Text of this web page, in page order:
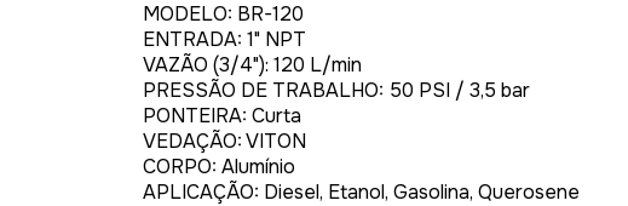
MODELO: BR-120
ENTRADA: 1" NPT
VAZÃO (3/4"): 120 L/min
PRESSÃO DE TRABALHO: 50 PSI / 3,5 bar
PONTEIRA: Curta
VEDAÇÃO: VITON
CORPO: Alumínio
APLICAÇÃO: Diesel, Etanol, Gasolina, Querosene